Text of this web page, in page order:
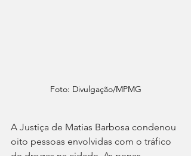
Foto: Divulgação/MPMG
A Justiça de Matias Barbosa condenou
oito pessoas envolvidas com o tráfico